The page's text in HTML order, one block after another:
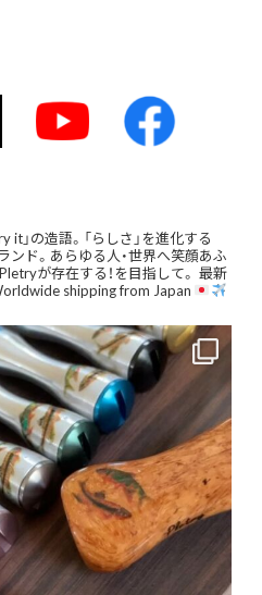
it」の造語。「らしさ」を進化する
ンド。あらゆる人・世界へ笑顔あふ
が存在する！を目指して。 最新
shipping from Japan